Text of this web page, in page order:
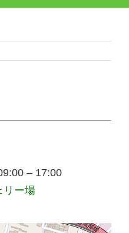
– 17:00
リー場